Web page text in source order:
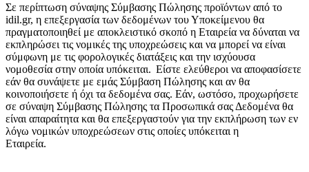
Σε περίπτωση σύναψης Σύμβασης Πώλησης προϊόντων από το
idil.gr, η επεξεργασία των δεδομένων του Υποκείμενου θα
πραγματοποιηθεί με αποκλειστικό σκοπό η Εταιρεία να δύναται να
εκπληρώσει τις νομικές της υποχρεώσεις και να μπορεί να είναι
σύμφωνη με τις φορολογικές διατάξεις και την ισχύουσα
νομοθεσία στην οποία υπόκειται. Είστε ελεύθεροι να αποφασίσετε
εάν θα συνάψετε με εμάς Σύμβαση Πώλησης και αν θα
κοινοποιήσετε ή όχι τα δεδομένα σας. Εάν, ωστόσο, προχωρήσετε
σε σύναψη Σύμβασης Πώλησης τα Προσωπικά σας Δεδομένα θα
είναι απαραίτητα και θα επεξεργαστούν για την εκπλήρωση των εν
λόγω νομικών υποχρεώσεων στις οποίες υπόκειται η
Εταιρεία.